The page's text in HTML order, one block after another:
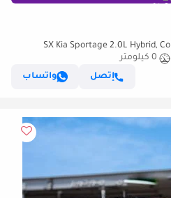
0 كيلومتر
إتصل
واتساب